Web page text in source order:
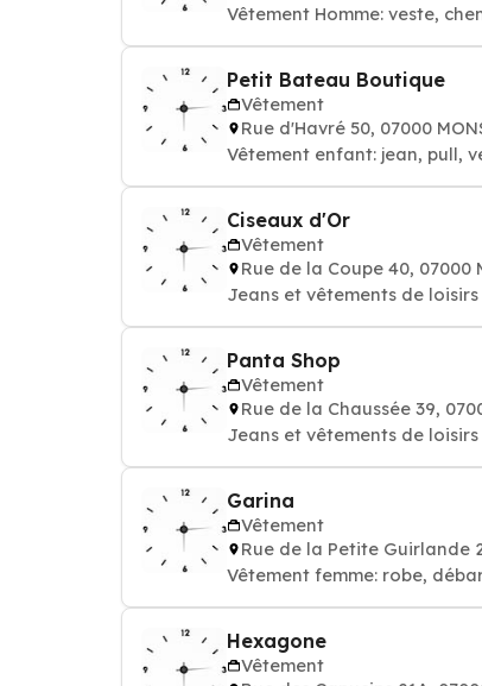
Vêtement Homme: veste,
Petit Bateau Boutique
Vêtement
Rue d'Havré 50, 07000
Vêtement enfant: jean, pull,
Ciseaux d'Or
Vêtement
Rue de la Coupe 40, 07000
Jeans et vêtements de loisirs
Panta Shop
Vêtement
Rue de la Chaussée 39,
Jeans et vêtements de loisirs
Garina
Vêtement
Rue de la Petite Guirlande
Vêtement femme: robe,
Hexagone
Vêtement